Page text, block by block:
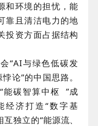
和环境的担忧，能
靠且清洁电力的地
投资方面占据结构
“AI与绿色低碳发
论”的中国思路。
能碳智算中枢
”成
经济打造“数字基
独立的“能源流、